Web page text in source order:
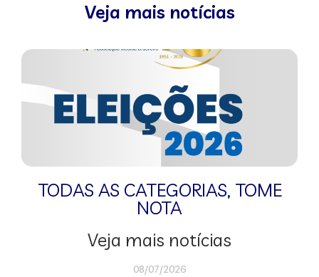
Veja mais notícias
TODAS AS CATEGORIAS, TOME
NOTA
Veja mais notícias
08/07/2026